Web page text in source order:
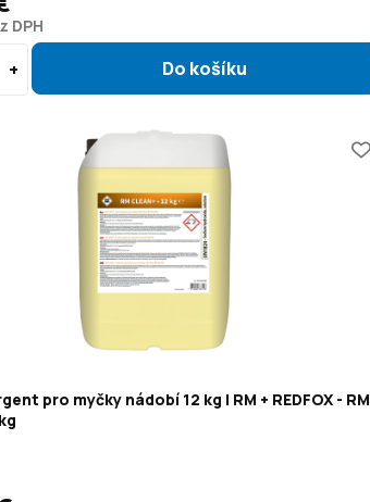
DPH
pro myčky nádobí 12 kg | RM + REDFOX - RM